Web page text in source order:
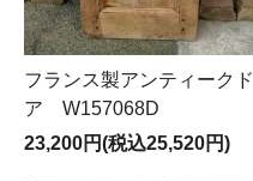
フランス製アンティークド
ア W157068D
23,200円(税込25,520円)